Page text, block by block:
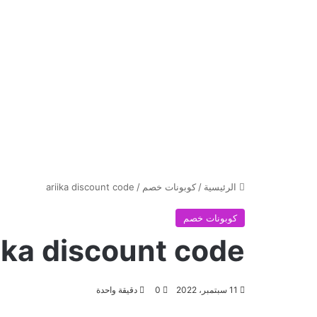
الرئيسية / كوبونات خصم /
ariika discount code
كوبونات خصم
discount code
11 سبتمبر، 2022 0 دقيقة واحدة